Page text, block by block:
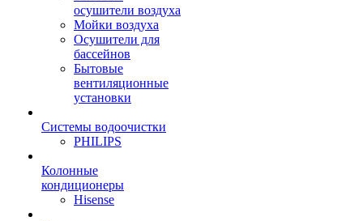
осушители воздуха
Мойки воздуха
Осушители для
бассейнов
Бытовые
вентиляционные
установки
Системы водоочистки
PHILIPS
Колонные
кондиционеры
Hisense